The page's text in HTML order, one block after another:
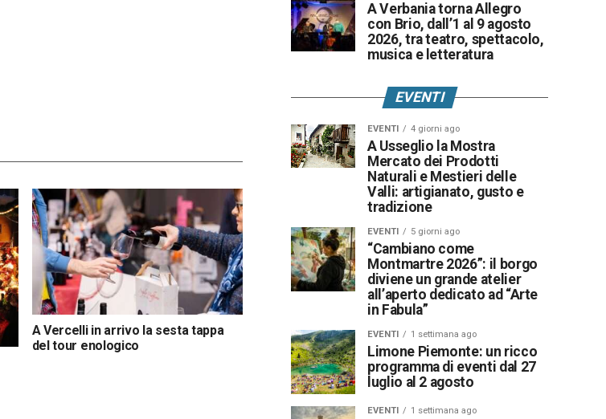
A Vercelli in arrivo la sesta tappa
del tour enologico
A Verbania torna Allegro
con Brio, dall’1 al 9 agosto
2026, tra teatro, spettacolo,
musica e letteratura
EVENTI
EVENTI 4 giorni ago
A Usseglio la Mostra
Mercato dei Prodotti
Naturali e Mestieri delle
Valli: artigianato, gusto e
tradizione
EVENTI 5 giorni ago
“Cambiano come
Montmartre 2026”: il borgo
diviene un grande atelier
all’aperto dedicato ad “Arte
in Fabula”
EVENTI 1 settimana ago
Limone Piemonte: un ricco
programma di eventi dal 27
luglio al 2 agosto
EVENTI 1 settimana ago